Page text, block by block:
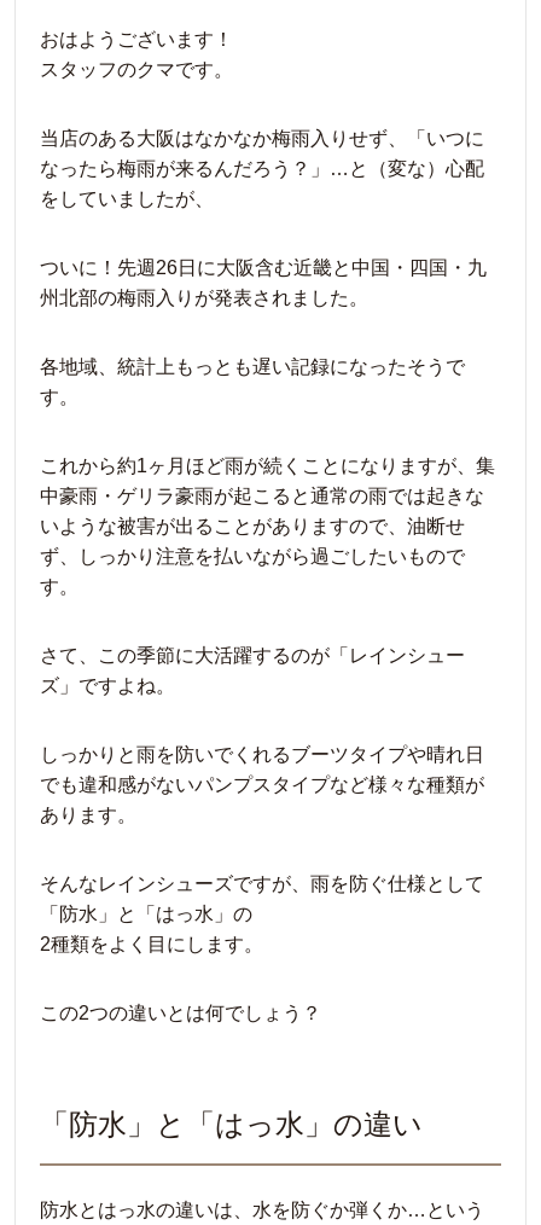
おはようございます！
スタッフのクマです。
当店のある大阪はなかなか梅雨入りせず、「いつに
なったら梅雨が来るんだろう？」…と（変な）心配
をしていましたが、
ついに！先週26日に大阪含む近畿と中国・四国・九
州北部の梅雨入りが発表されました。
各地域、統計上もっとも遅い記録になったそうで
す。
これから約1ヶ月ほど雨が続くことになりますが、集
中豪雨・ゲリラ豪雨が起こると通常の雨では起きな
いような被害が出ることがありますので、油断せ
ず、しっかり注意を払いながら過ごしたいもので
す。
さて、この季節に大活躍するのが「レインシュー
ズ」ですよね。
しっかりと雨を防いでくれるブーツタイプや晴れ日
でも違和感がないパンプスタイプなど様々な種類が
あります。
そんなレインシューズですが、雨を防ぐ仕様として
「防水」と「はっ水」の
2種類をよく目にします。
この2つの違いとは何でしょう？
「防水」と「はっ水」の違い
防水とはっ水の違いは、水を防ぐか弾くか…という